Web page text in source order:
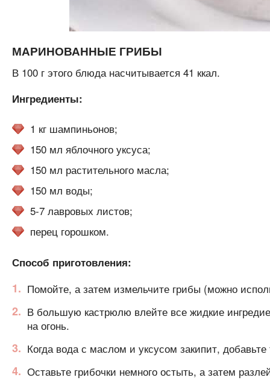
МАРИНОВАННЫЕ ГРИБЫ
В 100 г этого блюда насчитывается 41 ккал.
Ингредиенты:
1 кг шампиньонов;
150 мл яблочного уксуса;
150 мл растительного масла;
150 мл воды;
5-7 лавровых листов;
перец горошком.
Способ приготовления:
Помойте, а затем измельчите грибы (можно
В большую кастрюлю влейте все жидкие
на огонь.
Когда вода с маслом и уксусом закипит,
Оставьте грибочки немного остыть, а затем